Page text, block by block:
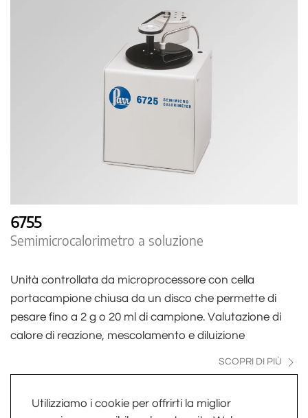
Utilizziamo i cookie per offrirti la miglior
6755
Semimicrocalorimetro a soluzione
Unità controllata da microprocessore con cella
portacampione chiusa da un disco che permette di
pesare fino a 2 g o 20 ml di campione. Valutazione di
calore di reazione, mescolamento e diluizione
SCOPRI DI PIÙ